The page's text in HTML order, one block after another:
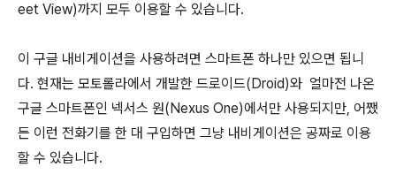
eet View)까지 모두 이용할 수 있습니다.
이 구글 내비게이션을 사용하려면 스마트폰 하나만 있으면 됩니
다. 현재는 모토롤라에서 개발한 드로이드(Droid)와 얼마전 나온
구글 스마트폰인 넥서스 원(Nexus One)에서만 사용되지만, 어쨌
든 이런 전화기를 한 대 구입하면 그냥 내비게이션은 공짜로 이용
할 수 있습니다.